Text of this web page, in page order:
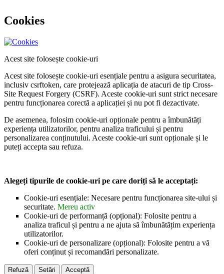
Cookies
Acest site folosește cookie-uri
Acest site folosește cookie-uri esențiale pentru a asigura securitatea,
inclusiv csrftoken, care protejează aplicația de atacuri de tip Cross-
Site Request Forgery (CSRF). Aceste cookie-uri sunt strict necesare
pentru funcționarea corectă a aplicației și nu pot fi dezactivate.
De asemenea, folosim cookie-uri opționale pentru a îmbunătăți
experiența utilizatorilor, pentru analiza traficului și pentru
personalizarea conținutului. Aceste cookie-uri sunt opționale și le
puteți accepta sau refuza.
Alegeți tipurile de cookie-uri pe care doriți să le acceptați:
Cookie-uri esențiale: Necesare pentru funcționarea site-ului și
securitate. Mereu activ
Cookie-uri de performanță (opțional): Folosite pentru a
analiza traficul și pentru a ne ajuta să îmbunătățim experiența
utilizatorilor.
Cookie-uri de personalizare (opțional): Folosite pentru a vă
oferi conținut și recomandări personalizate.
Refuză Setări Acceptă